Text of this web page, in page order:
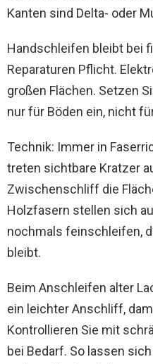
Kanten sind Delta- oder
Handschleifen bleibt bei
Reparaturen Pflicht.
großen Flächen. Setzen
nur für Böden ein, nicht
Technik: Immer in
treten sichtbare Kratzer
Zwischenschliff die
Holzfasern stellen sich
nochmals feinschleifen,
bleibt.
Beim Anschleifen alter
ein leichter Anschliff,
Kontrollieren Sie mit
bei Bedarf. So lassen